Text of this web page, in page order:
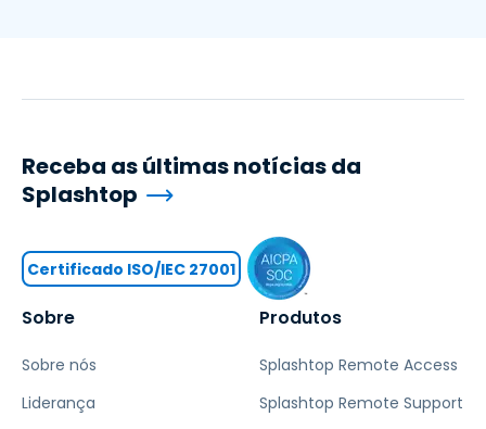
Sobre
Sobre nós
Liderança
Produtos
Splashtop Remote Access
Splashtop Remote Support
Receba as últimas notícias da
Splashtop
Certificado ISO/IEC 27001